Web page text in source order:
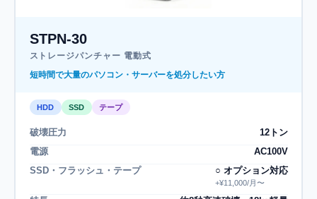
STPN-30
ストレージパンチャー 電動式
短時間で大量のパソコン・サーバーを処分したい方
HDD SSD テープ
破壊圧力
12トン
電源
AC100V
SSD・フラッシュ・テープ
○ オプション対応
+¥11,000/月〜